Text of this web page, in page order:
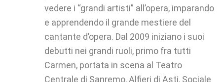
vedere i “grandi artisti” all’opera, imparando
e apprendendo il grande mestiere del
cantante d’opera. Dal 2009 iniziano i suoi
debutti nei grandi ruoli, primo fra tutti
Carmen, portata in scena al Teatro
Centrale di Sanremo, Alfieri di Asti, Sociale